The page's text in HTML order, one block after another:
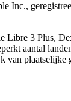
Inc.,
Libre 3 Plus,
aantal
van plaatselijke